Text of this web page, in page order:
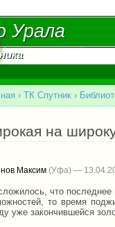
Урала
Урала
› ТК Спутник ›
на
Максим (Уфа) —
что
то время
уже закончившейся